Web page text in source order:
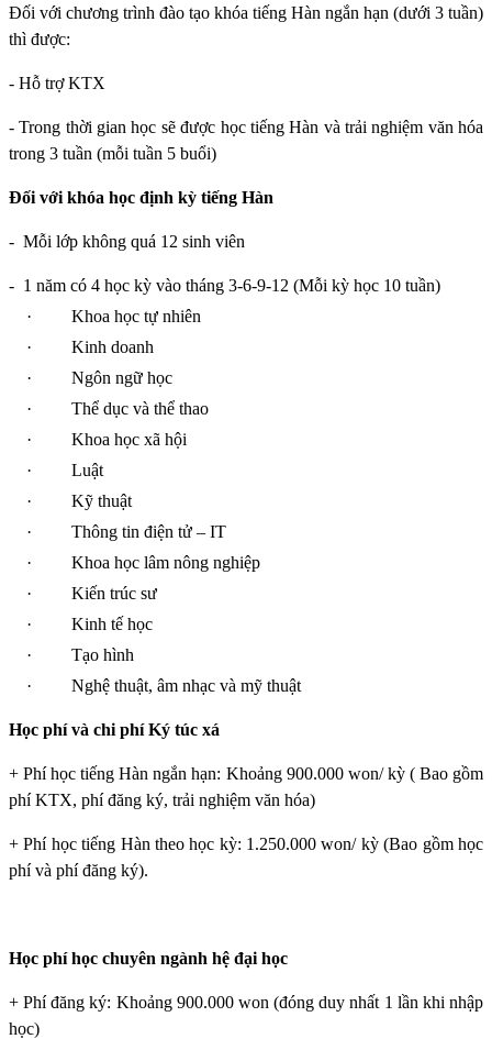
Đối với chương trình đào tạo khóa tiếng Hàn ngắn hạn (dưới 3 tuần)
thì được:
- Hỗ trợ KTX
- Trong thời gian học sẽ được học tiếng Hàn và trải nghiệm văn hóa
trong 3 tuần (mỗi tuần 5 buổi)
Đối với khóa học định kỳ tiếng Hàn
- Mỗi lớp không quá 12 sinh viên
- 1 năm có 4 học kỳ vào tháng 3-6-9-12 (Mỗi kỳ học 10 tuần)
·
Khoa học tự nhiên
·
Kinh doanh
·
Ngôn ngữ học
·
Thể dục và thể thao
·
Khoa học xã hội
·
Luật
·
Kỹ thuật
·
Thông tin điện tử – IT
·
Khoa học lâm nông nghiệp
·
Kiến trúc sư
·
Kinh tế học
·
Tạo hình
·
Nghệ thuật, âm nhạc và mỹ thuật
Học phí và chi phí Ký túc xá
+ Phí học tiếng Hàn ngắn hạn: Khoảng 900.000 won/ kỳ ( Bao gồm
phí KTX, phí đăng ký, trải nghiệm văn hóa)
+ Phí học tiếng Hàn theo học kỳ: 1.250.000 won/ kỳ (Bao gồm học
phí và phí đăng ký).
Học phí học chuyên ngành hệ đại học
+ Phí đăng ký: Khoảng 900.000 won (đóng duy nhất 1 lần khi nhập
học)